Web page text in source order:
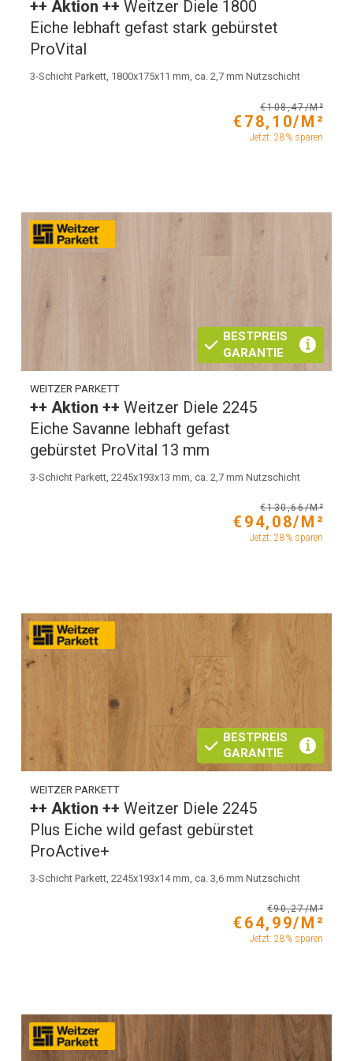
++ Aktion ++Weitzer Diele 1800
Eiche lebhaft gefast stark gebürstet
ProVital
3-Schicht Parkett, 1800x175x11 mm, ca. 2,7 mm Nutzschicht
€108,47/M²
€78,10/M²
Jetzt: 28% sparen
BESTPREIS
GARANTIE
WEITZER PARKETT
++ Aktion ++Weitzer Diele 2245
Eiche Savanne lebhaft gefast
gebürstet ProVital 13 mm
3-Schicht Parkett, 2245x193x13 mm, ca. 2,7 mm Nutzschicht
€130,66/M²
€94,08/M²
Jetzt: 28% sparen
BESTPREIS
GARANTIE
WEITZER PARKETT
++ Aktion ++Weitzer Diele 2245
Plus Eiche wild gefast gebürstet
ProActive+
3-Schicht Parkett, 2245x193x14 mm, ca. 3,6 mm Nutzschicht
€90,27/M²
€64,99/M²
Jetzt: 28% sparen